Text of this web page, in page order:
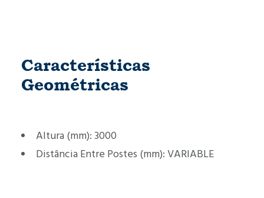
Características
Geométricas
Altura (mm): 3000
Distância Entre Postes (mm): VARIABLE